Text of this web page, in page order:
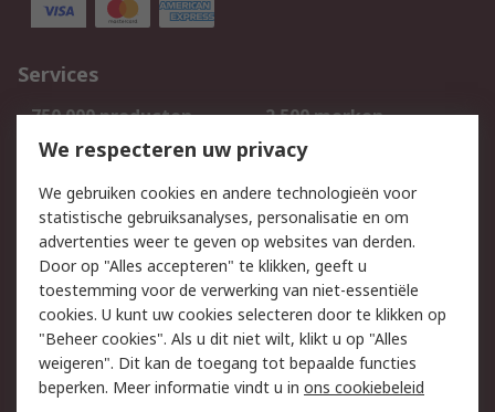
Services
750.000 producten
2.500 merken
Bestellen
Inkoopoplossingen
Track & Trace
Wettelijk
Cookiebeleid
Email veiligheid
Privacybeleid
Websitevoorwaarden
Algemene
verkoopvoorwaarden
We respecteren uw privacy
We gebruiken cookies en andere technologieën voor
statistische gebruiksanalyses, personalisatie en om
advertenties weer te geven op websites van derden.
Door op "Alles accepteren" te klikken, geeft u
toestemming voor de verwerking van niet-essentiële
cookies. U kunt uw cookies selecteren door te klikken op
"Beheer cookies". Als u dit niet wilt, klikt u op "Alles
weigeren". Dit kan de toegang tot bepaalde functies
beperken. Meer informatie vindt u in ons cookiebeleid